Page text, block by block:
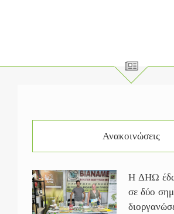
Ανακοινώσεις
Η ΔΗΩ
σε δύο